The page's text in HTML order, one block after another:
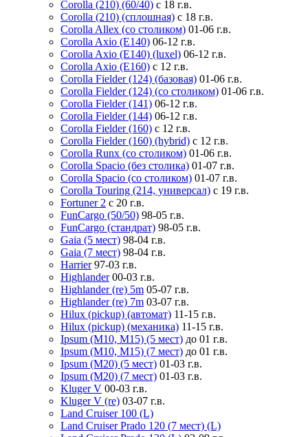
Corolla (210) (60/40) с 18 г.в.
Corolla (210) (сплошная) с 18 г.в.
Corolla Allex (со столиком) 01-06 г.в.
Corolla Axio (E140) 06-12 г.в.
Corolla Axio (E140) (luxel) 06-12 г.в.
Corolla Axio (E160) с 12 г.в.
Corolla Fielder (124) (базовая) 01-06 г.в.
Corolla Fielder (124) (со столиком) 01-06 г.в.
Corolla Fielder (141) 06-12 г.в.
Corolla Fielder (144) 06-12 г.в.
Corolla Fielder (160) с 12 г.в.
Corolla Fielder (160) (hybrid) с 12 г.в.
Corolla Runx (со столиком) 01-06 г.в.
Corolla Spacio (без столика) 01-07 г.в.
Corolla Spacio (со столиком) 01-07 г.в.
Corolla Touring (214, универсал) с 19 г.в.
Fortuner 2 с 20 г.в.
FunCargo (50/50) 98-05 г.в.
FunCargo (стандрат) 98-05 г.в.
Gaia (5 мест) 98-04 г.в.
Gaia (7 мест) 98-04 г.в.
Harrier 97-03 г.в.
Highlander 00-03 г.в.
Highlander (re) 5m 05-07 г.в.
Highlander (re) 7m 03-07 г.в.
Hilux (pickup) (автомат) 11-15 г.в.
Hilux (pickup) (механика) 11-15 г.в.
Ipsum (M10, M15) (5 мест) до 01 г.в.
Ipsum (M10, M15) (7 мест) до 01 г.в.
Ipsum (M20) (5 мест) 01-03 г.в.
Ipsum (M20) (7 мест) 01-03 г.в.
Kluger V 00-03 г.в.
Kluger V (re) 03-07 г.в.
Land Cruiser 100 (L)
Land Cruiser Prado 120 (7 мест) (L)